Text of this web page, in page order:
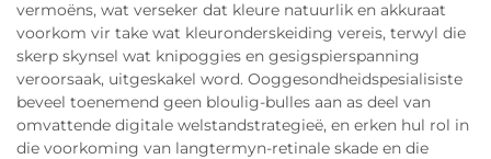
vermoëns, wat verseker dat kleure natuurlik en akkuraat
voorkom vir take wat kleuronderskeiding vereis, terwyl die
skerp skynsel wat knipoggies en gesigspierspanning
veroorsaak, uitgeskakel word. Ooggesondheidspesialisiste
beveel toenemend geen bloulig-bulles aan as deel van
omvattende digitale welstandstrategieë, en erken hul rol in
die voorkoming van langtermyn-retinale skade en die